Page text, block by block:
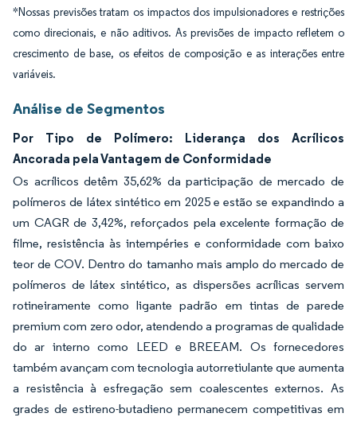
*Nossas previsões tratam os impactos dos impulsionadores e restrições
como direcionais, e não aditivos. As previsões de impacto refletem o
crescimento de base, os efeitos de composição e as interações entre
variáveis.
Análise de Segmentos
Por Tipo de Polímero: Liderança dos Acrílicos
Ancorada pela Vantagem de Conformidade
Os acrílicos detêm 35,62% da participação de mercado de
polímeros de látex sintético em 2025 e estão se expandindo a
um CAGR de 3,42%, reforçados pela excelente formação de
filme, resistência às intempéries e conformidade com baixo
teor de COV. Dentro do tamanho mais amplo do mercado de
polímeros de látex sintético, as dispersões acrílicas servem
rotineiramente como ligante padrão em tintas de parede
premium com zero odor, atendendo a programas de qualidade
do ar interno como LEED e BREEAM. Os fornecedores
também avançam com tecnologia autorretiulante que aumenta
a resistência à esfregação sem coalescentes externos. As
grades de estireno-butadieno permanecem competitivas em